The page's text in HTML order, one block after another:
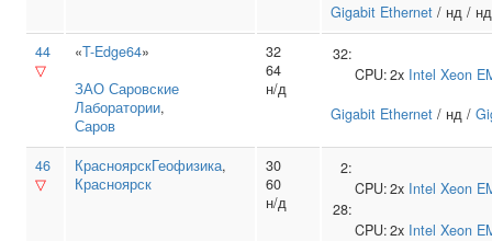
Gigabit Ethernet / нд / нд
44
▽
«T-Edge64»
ЗАО Саровские
Лаборатории,
Саров
32
64
н/д
32:
CPU:2x Intel Xeon
Gigabit Ethernet / нд /
46
▽
КрасноярскГеофизика,
Красноярск
30
60
н/д
2:
CPU:2x Intel Xeon
28:
CPU:2x Intel Xeon